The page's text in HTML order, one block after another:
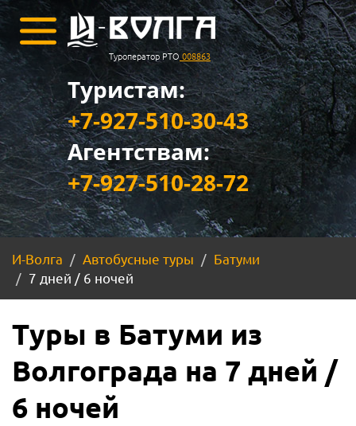
Туроператор РТО 008863
Туристам:
+7-927-510-30-43
Агентствам:
+7-927-510-28-72
И-Волга Автобусные туры
Батуми
7 дней / 6 ночей
Туры в Батуми из
Волгограда на 7 дней /
6 ночей